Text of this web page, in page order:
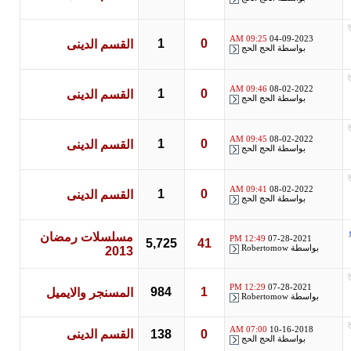
04-09-2023
09:25 AM
بواسطةالحج الحج القسم الدينى
08-02-2022
09:46 AM
بواسطةالحج الحج القسم الدينى
08-02-2022
09:45 AM
بواسطةالحج الحج القسم الدينى
08-02-2022
09:41 AM
بواسطةالحج الحج القسم الدينى
07-28-2021
12:49 PM
بواسطةRobertomow
5,725
مسلسلات رمضان
2013
07-28-2021
12:29 PM
بواسطةRobertomow
984 المسنجر والايميل
10-16-2018
07:00 AM
بواسطةالحج الحج 138 القسم الدينى